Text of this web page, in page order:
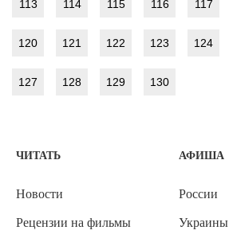
113 114 115 116 117
120 121 122 123 124
127 128 129 130
ЧИТАТЬ
Новости
Рецензии на фильмы
АФИША
России
Украины